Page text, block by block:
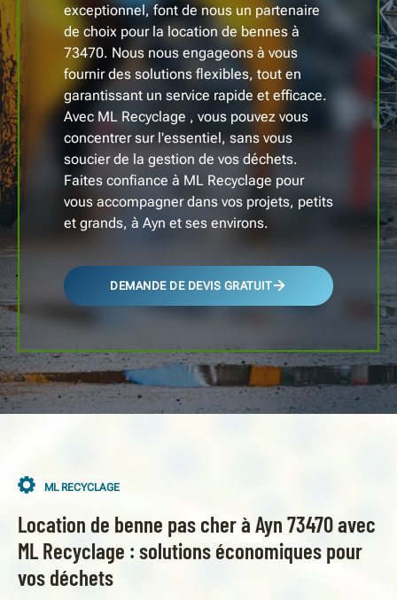
exceptionnel, font de nous un partenaire
de choix pour la location de bennes à
73470. Nous nous engageons à vous
fournir des solutions flexibles, tout en
garantissant un service rapide et efficace.
Avec ML Recyclage , vous pouvez vous
concentrer sur l'essentiel, sans vous
soucier de la gestion de vos déchets.
Faites confiance à ML Recyclage pour
vous accompagner dans vos projets, petits
et grands, à Ayn et ses environs.
DEMANDE DE DEVIS GRATUIT
ML RECYCLAGE
Location de benne pas cher à Ayn 73470 avec
ML Recyclage : solutions économiques pour
vos déchets